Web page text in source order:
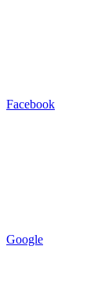
Facebook
Google